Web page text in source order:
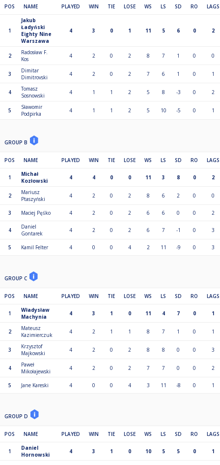
POS NAME PLAYED WIN TIE LOSE WS LS SD RO LAGS
1
Jakub
Ładyński
Eighty Nine
Warszawa
4 3 0 1 11 5 6 0 2
2
Radosław F.
Kos
4 2 0 2 8 7 1 0 0
3
Dimitar
Dimitrovski
4 2 0 2 7 6 1 0 1
4
Tomasz
Sosnowski
4 1 1 2 5 8 -3 0 2
5
Sławomir
Podpirka
4 1 1 2 5 10 -5 0 1
GROUP B
POS NAME PLAYED WIN TIE LOSE WS LS SD RO LAGS
1
Michał
Kozłowski
4 4 0 0 11 3 8 0 2
2
Mariusz
Ptaszyński
4 2 0 2 8 6 2 0 0
3 Maciej Pęśko 4 2 0 2 6 6 0 0 2
4
Daniel
Gontarek
4 2 0 2 6 7 -1 0 3
5 Kamil Felter 4 0 0 4 2 11 -9 0 3
GROUP C
POS NAME PLAYED WIN TIE LOSE WS LS SD RO LAGS
1
Władysław
Machynia
4 3 1 0 11 4 7 0 1
2
Mateusz
Kazimierczuk
4 2 1 1 8 7 1 0 1
3
Krzysztof
Majkowski
4 2 0 2 8 8 0 0 3
4
Paweł
Mikołajewski
4 2 0 2 7 7 0 0 2
5 Jane Kareski 4 0 0 4 3 11 -8 0 1
GROUP D
POS NAME PLAYED WIN TIE LOSE WS LS SD RO LAGS
1
Daniel
Hornowski
4 3 1 0 10 5 5 0 1